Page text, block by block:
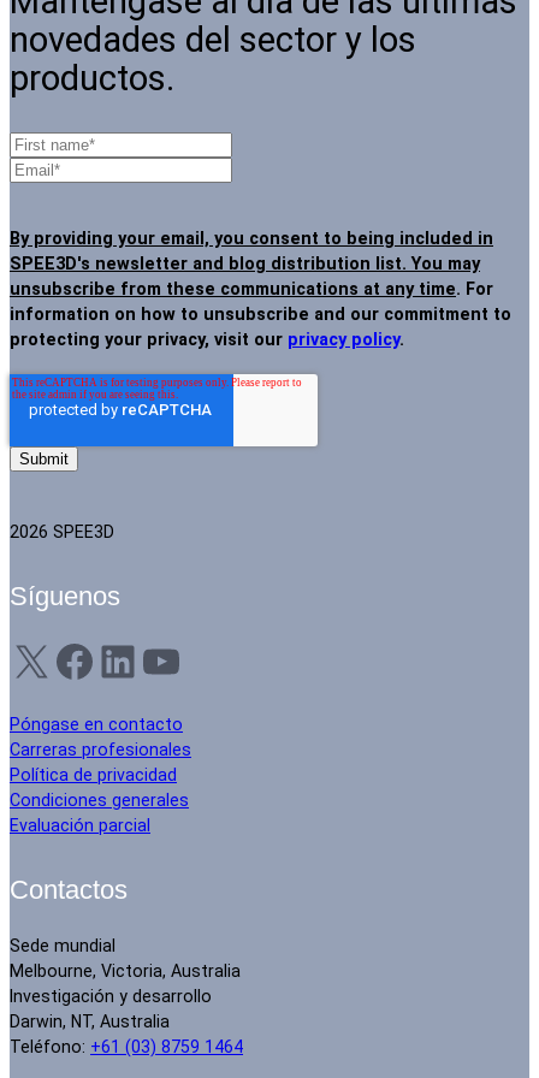
novedades del sector y los
productos.
By providing your email, you consent to being included in
SPEE3D's newsletter and blog distribution list. You may
unsubscribe from these communications at any time. For
information on how to unsubscribe and our commitment to
protecting your privacy, visit our privacy policy.
2026 SPEE3D
Síguenos
X Facebook LinkedIn YouTube
Póngase en contacto
Carreras profesionales
Política de privacidad
Condiciones generales
Evaluación parcial
Contactos
Sede mundial
Melbourne, Victoria, Australia
Investigación y desarrollo
Darwin, NT, Australia
Teléfono: +61 (03) 8759 1464